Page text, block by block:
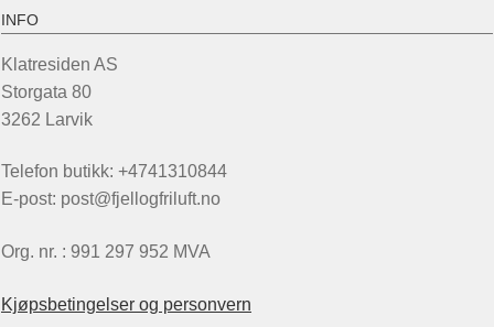
INFO
Klatresiden AS
Storgata 80
3262 Larvik
Telefon butikk: +4741310844
E-post: post@fjellogfriluft.no
Org. nr. : 991 297 952 MVA
Kjøpsbetingelser og personvern